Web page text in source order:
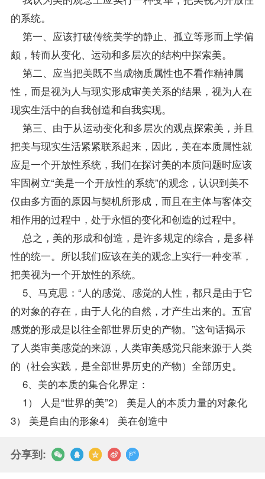
的系统。
第一、应该打破传统美学的静止、孤立等形而上学偏
颇，转而从变化、运动和多层次的结构中探索美。
第二、应当把美既不当成物质属性也不看作精神属
性，而是视为人与现实形成审美关系的结果，视为人在
现实生活中的自我创造和自我实现。
第三、由于从运动变化和多层次的观点探索美，并且
把美与现实生活紧紧联系起来，因此，美在本质属性就
应是一个开放性系统，我们在探讨美的本质问题时应该
牢固树立“美是一个开放性的系统”的观念，认识到美不
仅由多方面的原因与契机所形成，而且在主体与客体交
相作用的过程中，处于永恒的变化和创造的过程中。
总之，美的形成和创造，是许多规定的综合，是多样
性的统一。所以我们应该在美的观念上实行一种变革，
把美视为一个开放性的系统。
5、马克思：“人的感觉、感觉的人性，都只是由于它
的对象的存在，由于人化的自然，才产生出来的。五官
感觉的形成是以往全部世界历史的产物。”这句话揭示
了人类审美感觉的来源，人类审美感觉只能来源于人类
的（社会实践，是全部世界历史的产物）全部历史。
6、美的本质的集合化界定：
1） 人是“世界的美”2） 美是人的本质力量的对象化
3） 美是自由的形象4） 美在创造中
分享到: